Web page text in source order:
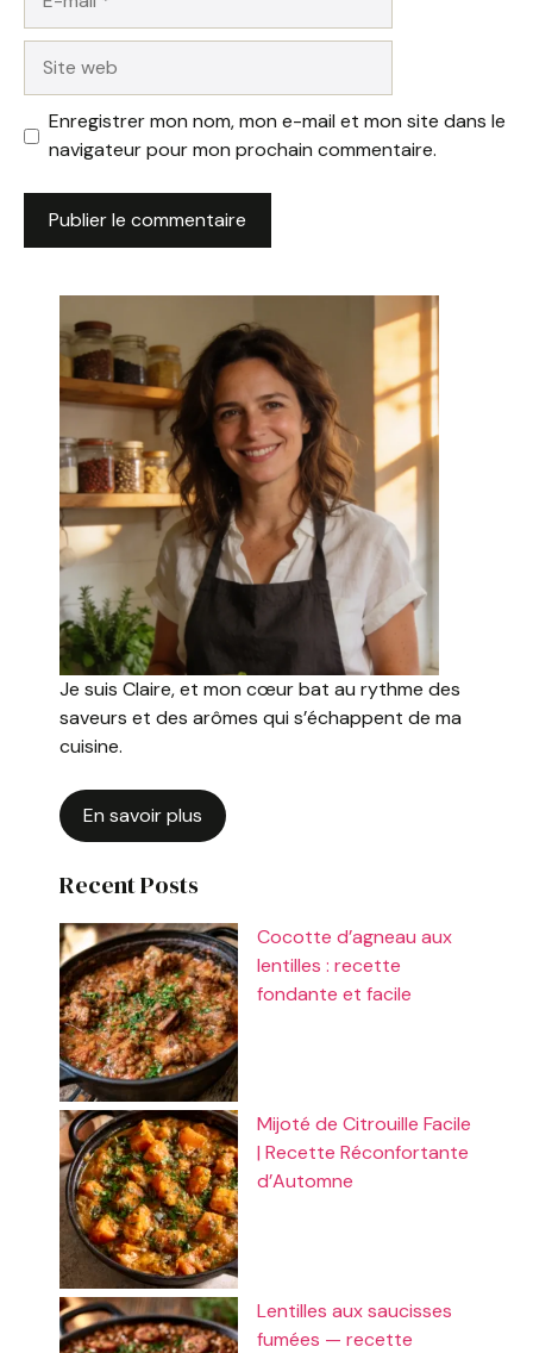
mail
web
Enregistrer mon nom, mon e-mail et mon site dans le
navigateur pour mon prochain commentaire.
Je suis Claire, et mon cœur bat au rythme des
saveurs et des arômes qui s’échappent de ma
cuisine.
En savoir plus
Recent Posts
Cocotte d’agneau aux
lentilles : recette
fondante et facile
Mijoté de Citrouille Facile
| Recette Réconfortante
d’Automne
Lentilles aux saucisses
fumées — recette